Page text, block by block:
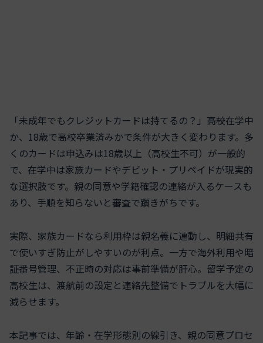
「未成年でもクレジットカードは持てるの？」――高校在学中
か、18歳で高校卒業済みかで条件が大きく変わります。多
くのカードは申込みは18歳以上（高校生不可）が一般的
で、在学中は家族カードやデビット・プリペイドが現実的
な選択肢です。親の同意や学籍確認の連絡が入るケースも
あり、手順を知らないと審査で躓きがちです。
実際、家族カードなら利用枠は親名義に連動し、明細共有
で使いすぎ防止がしやすいのが利点。一方で海外利用や暗
証番号管理、不正時の対応は事前準備が肝心。留学予定の
高校生は、渡航前の設定と連絡先整備でトラブルを大幅に
減らせます。
本記事では、年齢・在学形態別の線引き、親の同意プロセ